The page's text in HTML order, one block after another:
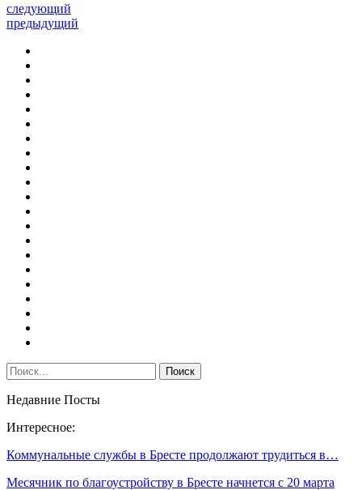
следующий
предыдущий
Недавние Посты
Интересное:
Коммунальные службы в Бресте продолжают трудиться в…
Месячник по благоустройству в Бресте начнется с 20 марта